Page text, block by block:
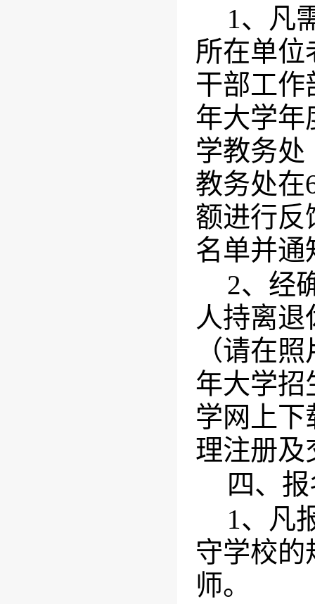
1、凡
所在单位
干部工作
年大学年
学教务处
教务处在
额进行反
名单并通
2、经
人持离
（请在
年大学招
学网上下
理注册及
四、
1、凡
守学校的
师。